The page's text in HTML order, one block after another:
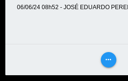
06/06/24 08h52 - JOSÉ EDUARDO
more_horiz
VEJA